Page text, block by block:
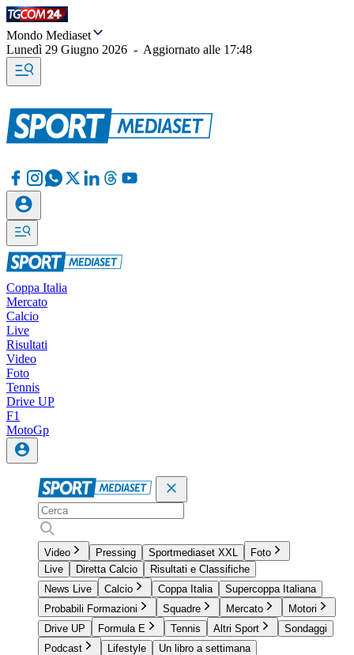
Mondo Mediaset
Lunedì 29 Giugno 2026 - Aggiornato alle 17:48
Coppa Italia
Mercato
Calcio
Live
Risultati
Video
Foto
Tennis
Drive UP
F1
MotoGp
Video Pressing Sportmediaset XXL
Foto
Live
Diretta Calcio
Risultati e Classifiche
News Live
Calcio Coppa Italia
Supercoppa Italiana
Probabili Formazioni
Squadre Mercato
Motori
Drive UP
Formula E Tennis Altri Sport
Sondaggi
Podcast
Lifestyle
Un libro a settimana